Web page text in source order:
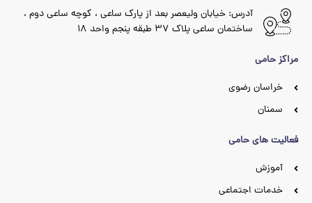
آدرس: خیابان ولیعصر بعد از پارک ساعی ، کوچه ساعی دوم ،
ساختمان ساعی پلاک ۳۷ طبقه پنجم واحد ۱۸
مراکز حامی
خراسان رضوی
سمنان
فعالیت های حامی
آموزش
خدمات اجتماعی